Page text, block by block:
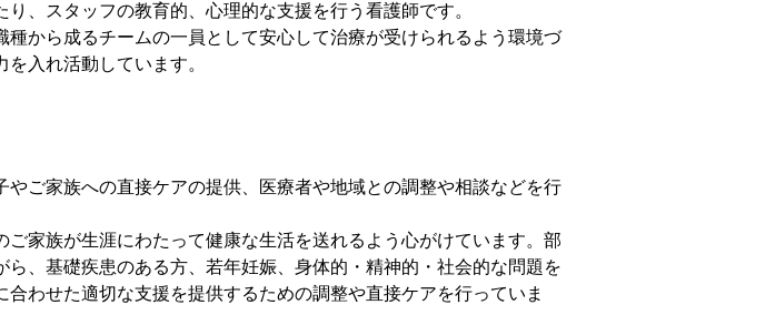
、スタッフの教育的、⼼理的な⽀援を⾏う看護師です。
から成るチームの⼀員として安⼼して治療が受けられるよう環境づ
⼊れ活動しています。
ご家族への直接ケアの提供、医療者や地域との調整や相談などを⾏
家族が生涯にわたって健康な生活を送れるよう心がけています。部
、基礎疾患のある方、若年妊娠、身体的・精神的・社会的な問題を
わせた適切な⽀援を提供するための調整や直接ケアを⾏っていま